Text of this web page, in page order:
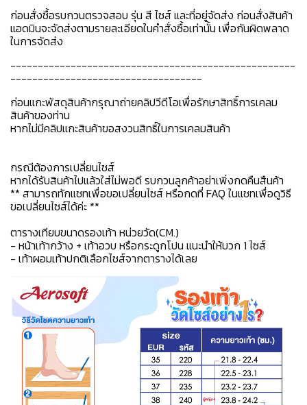
ก่อนสั่งซื้อรบกวนตรวจสอบ รุ่น สี ไซส์ และที่อยู่จัดส่ง ก่อนสั่งสินค้า
แอดมินจะจัดส่งตามรายละเอียดในคำสั่งซื้อเท่านั้น เพื่อกันผิดพลาด
ในการจัดส่ง
----------------------------------------------------
-----------------------------------
ก่อนแกะพัสดุสินค้ากรุณาถ่ายคลิปวีดีโอเพื่อรักษาสิทธิ์การเคลม
สินค้าของท่าน
หากไม่มีคลิปแกะสินค้าขอสงวนสิทธิ์ในการเคลมสินค้า
กรณีต้องการเปลี่ยนไซส์
หากได้รับสินค้าไปแล้วใส่ไม่พอดี รบกวนลูกค้าอย่าเพิ่งกดคืนสืนค้า
** สามารถทักแชทเพื่อขอเปลี่ยนไซส์ หรือกดที่ FAQ ในแชทเพื่อดูวิธี
ขอเปลี่ยนไซส์ได้ค่ะ **
ตารางเทียบขนาดรองเท้า หน่วยวัด(CM.)
- หน้าเท้ากว้าง + เท้าอวบ หรือกระดูกโปน แนะนำให้บวก 1 ไซส์
- เท้าผอมเท้าปกติเลือกไซส์จากตารางได้เลย